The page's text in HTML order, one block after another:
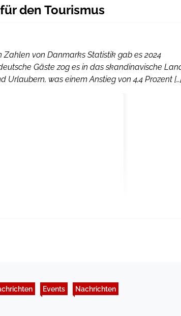
den Tourismus
von Danmarks Statistik gab es 2024
Gäste zog es in das skandinavische
was einem Anstieg von 4,4 Prozent
Events Nachrichten